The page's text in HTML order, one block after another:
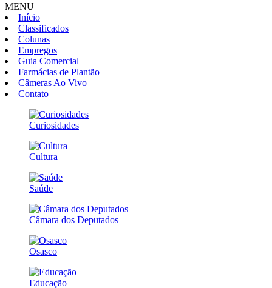
MENU
Início
Classificados
Colunas
Empregos
Guia Comercial
Farmácias de Plantão
Câmeras Ao Vivo
Contato
Curiosidades
Cultura
Saúde
Câmara dos Deputados
Osasco
Educação